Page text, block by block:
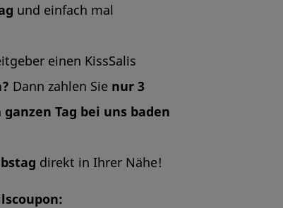
und einfach mal
einen KissSalis
Dann zahlen Sie nur 3
ganzen Tag bei uns baden
direkt in Ihrer Nähe!